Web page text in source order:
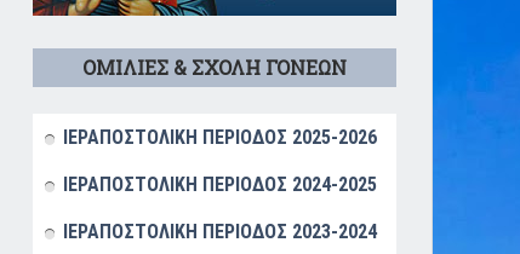
ΟΜΙΛΙΕΣ & ΣΧΟΛΗ ΓΟΝΕΩΝ
ΙΕΡΑΠΟΣΤΟΛΙΚΗ ΠΕΡΙΟΔΟΣ 2025-2026
ΙΕΡΑΠΟΣΤΟΛΙΚΗ ΠΕΡΙΟΔΟΣ 2024-2025
ΙΕΡΑΠΟΣΤΟΛΙΚΗ ΠΕΡΙΟΔΟΣ 2023-2024